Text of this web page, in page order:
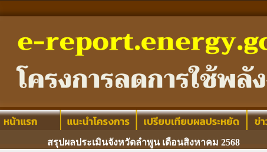
สรุปผลประเมินจังหวัดลำพูน เดือนสิงหาคม 2568